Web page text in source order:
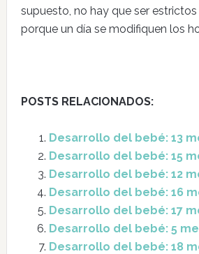
supuesto, no hay que ser
porque un día se modifiquen los
POSTS RELACIONADOS:
Desarrollo del bebé: 13
Desarrollo del bebé: 15
Desarrollo del bebé: 12
Desarrollo del bebé: 16
Desarrollo del bebé: 17
Desarrollo del bebé: 5
Desarrollo del bebé: 18